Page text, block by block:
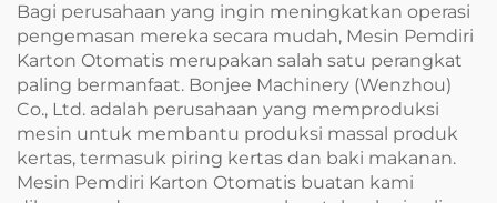
Bagi perusahaan yang ingin meningkatkan operasi
pengemasan mereka secara mudah, Mesin Pemdiri
Karton Otomatis merupakan salah satu perangkat
paling bermanfaat. Bonjee Machinery (Wenzhou)
Co., Ltd. adalah perusahaan yang memproduksi
mesin untuk membantu produksi massal produk
kertas, termasuk piring kertas dan baki makanan.
Mesin Pemdiri Karton Otomatis buatan kami